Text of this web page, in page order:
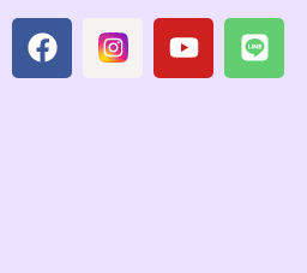
F
a
I
n
Y
o
L
i